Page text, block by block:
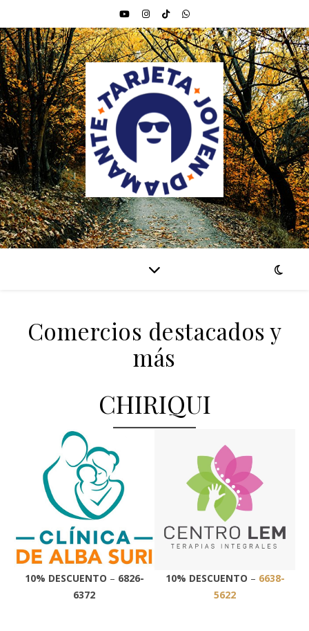
Comercios destacados y
más
CHIRIQUI
10% DESCUENTO – 6826-
6372
10% DESCUENTO – 6638-
5622